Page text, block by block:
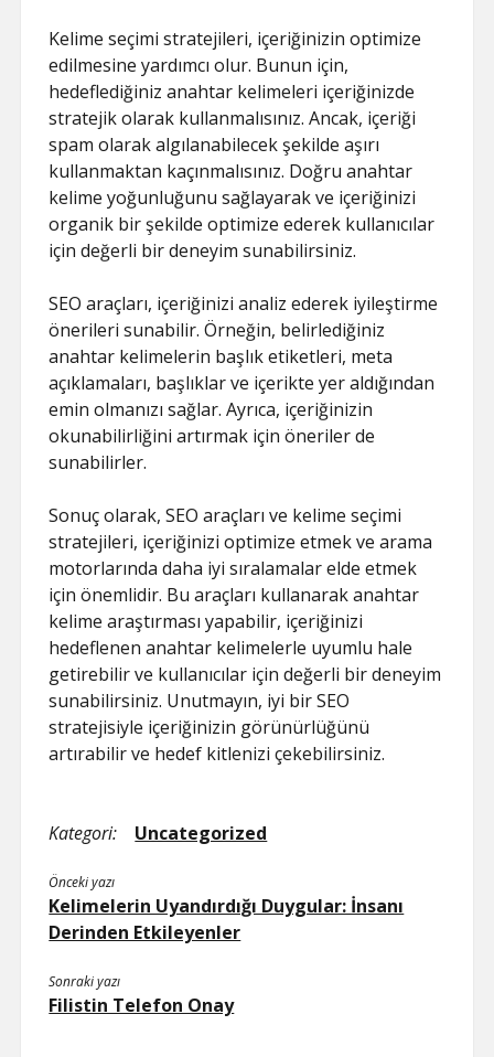
Kelime seçimi stratejileri, içeriğinizin optimize
edilmesine yardımcı olur. Bunun için,
hedeflediğiniz anahtar kelimeleri içeriğinizde
stratejik olarak kullanmalısınız. Ancak, içeriği
spam olarak algılanabilecek şekilde aşırı
kullanmaktan kaçınmalısınız. Doğru anahtar
kelime yoğunluğunu sağlayarak ve içeriğinizi
organik bir şekilde optimize ederek kullanıcılar
için değerli bir deneyim sunabilirsiniz.
SEO araçları, içeriğinizi analiz ederek iyileştirme
önerileri sunabilir. Örneğin, belirlediğiniz
anahtar kelimelerin başlık etiketleri, meta
açıklamaları, başlıklar ve içerikte yer aldığından
emin olmanızı sağlar. Ayrıca, içeriğinizin
okunabilirliğini artırmak için öneriler de
sunabilirler.
Sonuç olarak, SEO araçları ve kelime seçimi
stratejileri, içeriğinizi optimize etmek ve arama
motorlarında daha iyi sıralamalar elde etmek
için önemlidir. Bu araçları kullanarak anahtar
kelime araştırması yapabilir, içeriğinizi
hedeflenen anahtar kelimelerle uyumlu hale
getirebilir ve kullanıcılar için değerli bir deneyim
sunabilirsiniz. Unutmayın, iyi bir SEO
stratejisiyle içeriğinizin görünürlüğünü
artırabilir ve hedef kitlenizi çekebilirsiniz.
Kategori: Uncategorized
Önceki yazı
Kelimelerin Uyandırdığı Duygular: İnsanı
Derinden Etkileyenler
Sonraki yazı
Filistin Telefon Onay